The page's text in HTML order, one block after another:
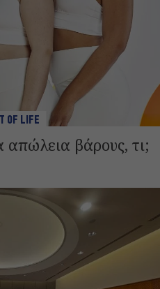
OF LIFE
απώλεια βάρους, τι;